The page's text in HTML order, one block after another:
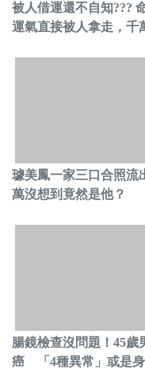
被人借運還不自知???
運氣直接被人拿走，千
璩美鳳一家三口合照流
萬沒想到竟然是他？
腸鏡檢查沒問題！45
癌 「4種異常」或是